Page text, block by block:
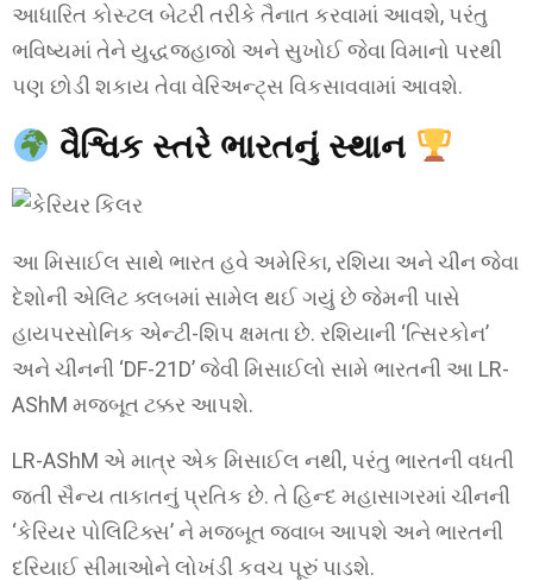
આધારિત કોસ્ટલ બેટરી તરીકે તૈનાત કરવામાં આવશે, પરંતુ
ભવિષ્યમાં તેને યુદ્ધજહાજો અને સુખોઈ જેવા વિમાનો પરથી
પણ છોડી શકાય તેવા વેરિઅન્ટ્સ વિકસાવવામાં આવશે.
વૈશ્વિક સ્તરે ભારતનું સ્થાન
આ મિસાઈલ સાથે ભારત હવે અમેરિકા, રશિયા અને ચીન જેવા
દેશોની એલિટ ક્લબમાં સામેલ થઈ ગયું છે જેમની પાસે
હાયપરસોનિક એન્ટી-શિપ ક્ષમતા છે. રશિયાની ‘ત્સિરકોન’
અને ચીનની ‘DF-21D’ જેવી મિસાઈલો સામે ભારતની આ LR-
AShM મજબૂત ટક્કર આપશે.
LR-AShM એ માત્ર એક મિસાઈલ નથી, પરંતુ ભારતની વધતી
જતી સૈન્ય તાકાતનું પ્રતિક છે. તે હિન્દ મહાસાગરમાં ચીનની
‘કેરિયર પોલિટિક્સ’ ને મજબૂત જવાબ આપશે અને ભારતની
દરિયાઈ સીમાઓને લોખંડી કવચ પૂરું પાડશે.